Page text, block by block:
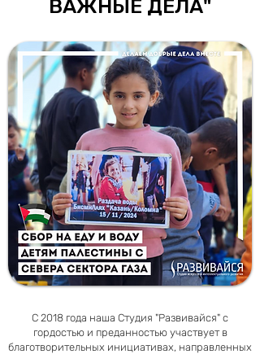
ВАЖНЫЕ ДЕЛА"
С 2018 года наша Студия "Развивайся" с
гордостью и преданностью участвует в
благотворительных инициативах, направленных